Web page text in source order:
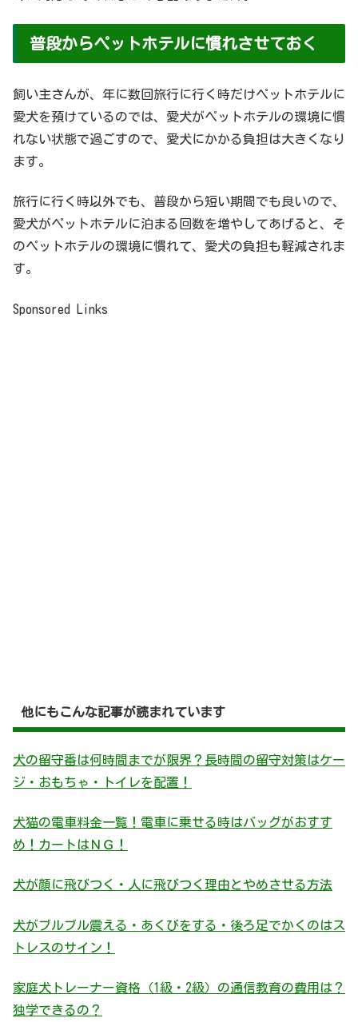
普段からペットホテルに慣れさせておく
飼い主さんが、年に数回旅行に行く時だけペットホテルに
愛犬を預けているのでは、愛犬がペットホテルの環境に慣
れない状態で過ごすので、愛犬にかかる負担は大きくなり
ます。
旅行に行く時以外でも、普段から短い期間でも良いので、
愛犬がペットホテルに泊まる回数を増やしてあげると、そ
のペットホテルの環境に慣れて、愛犬の負担も軽減されま
す。
Sponsored Links
他にもこんな記事が読まれています
犬の留守番は何時間までが限界？長時間の留守対策はケー
ジ・おもちゃ・トイレを配置！
犬猫の電車料金一覧！電車に乗せる時はバッグがおすす
め！カートはＮＧ！
犬が顔に飛びつく・人に飛びつく理由とやめさせる方法
犬がブルブル震える・あくびをする・後ろ足でかくのはス
トレスのサイン！
家庭犬トレーナー資格（1級・2級）の通信教育の費用は？
独学できるの？